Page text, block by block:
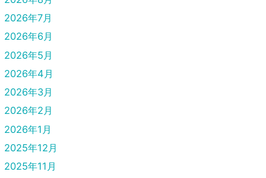
2026年7月
2026年6月
2026年5月
2026年4月
2026年3月
2026年2月
2026年1月
2025年12月
2025年11月